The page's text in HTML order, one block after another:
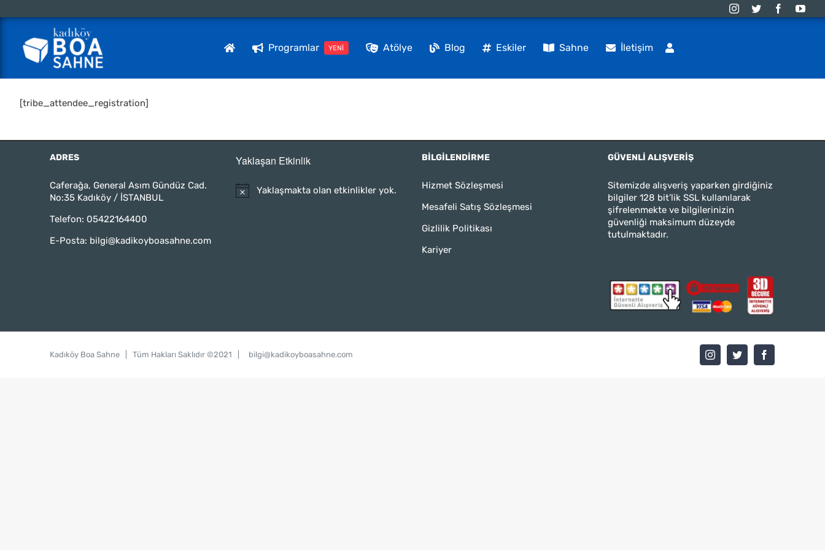
to
Programlar YENİ Atölye Blog Eskiler Sahne İletişim
[tribe_attendee_registration]
ADRES
Caferağa, General Asım Gündüz Cad.
No:35 Kadıköy / İSTANBUL
Telefon: 05422164400
E-Posta: bilgi@kadikoyboasahne.com
Yaklaşan Etkinlik
Yaklaşmakta olan etkinlikler yok.
BILGILENDIRME
Hizmet Sözleşmesi
Mesafeli Satış Sözleşmesi
Gizlilik Politikası
Kariyer
GÜVENLI ALIŞVERIŞ
Sitemizde alışveriş yaparken girdiğiniz
bilgiler 128 bit’lik SSL kullanılarak
şifrelenmekte ve bilgilerinizin
güvenliği maksimum düzeyde
tutulmaktadır.
Kadıköy Boa Sahne | Tüm Hakları Saklıdır ©2021 | bilgi@kadikoyboasahne.com InstagramTwitterFacebook